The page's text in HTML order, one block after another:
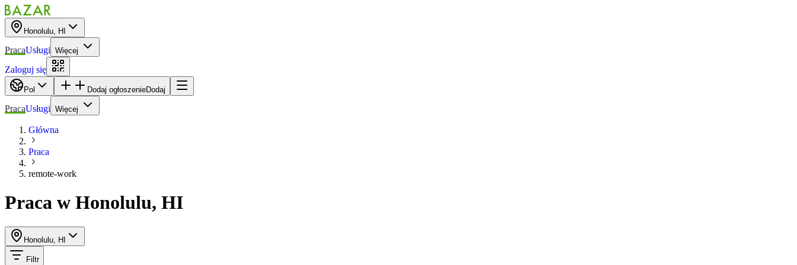
Honolulu, HI
PracaUsługi Więcej
Zaloguj się
Pol Dodaj ogłoszenieDodaj
PracaUsługi Więcej
Główna
Praca
remote-work
Praca w Honolulu, HI
Honolulu, HI
Filtr